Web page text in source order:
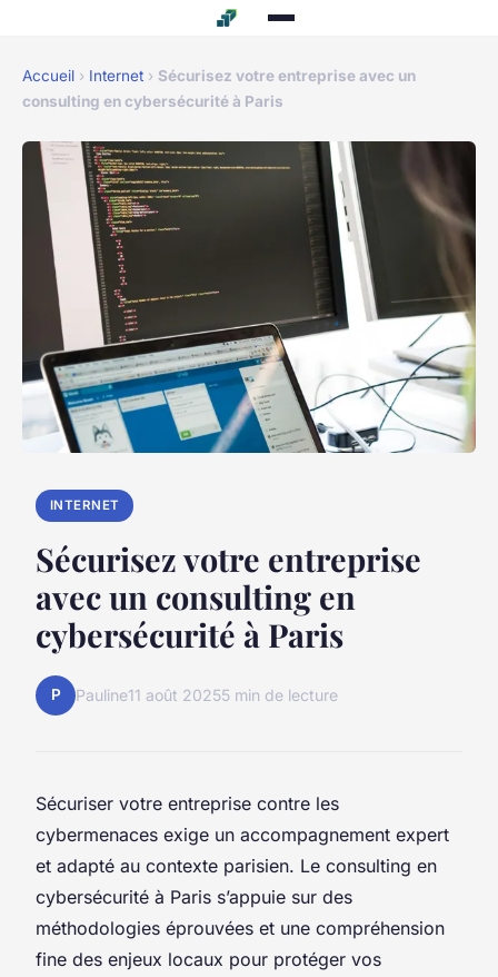
Accueil › Internet › Sécurisez votre entreprise avec un
consulting en cybersécurité à Paris
INTERNET
Sécurisez votre entreprise
avec un consulting en
cybersécurité à Paris
P Pauline11 août 20255 min de lecture
Sécuriser votre entreprise contre les
cybermenaces exige un accompagnement expert
et adapté au contexte parisien. Le consulting en
cybersécurité à Paris s’appuie sur des
méthodologies éprouvées et une compréhension
fine des enjeux locaux pour protéger vos